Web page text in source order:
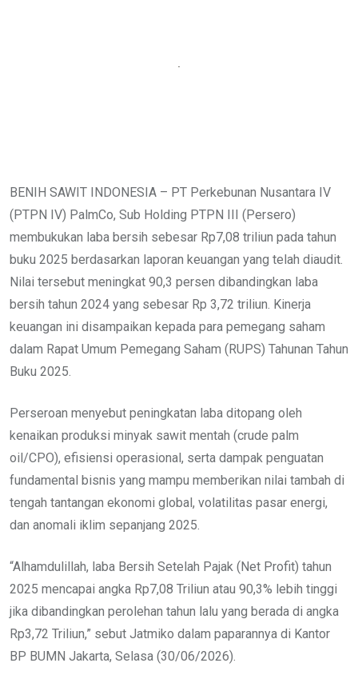
BENIH SAWIT INDONESIA – PT Perkebunan Nusantara IV
(PTPN IV) PalmCo, Sub Holding PTPN III (Persero)
membukukan laba bersih sebesar Rp7,08 triliun pada tahun
buku 2025 berdasarkan laporan keuangan yang telah diaudit.
Nilai tersebut meningkat 90,3 persen dibandingkan laba
bersih tahun 2024 yang sebesar Rp 3,72 triliun. Kinerja
keuangan ini disampaikan kepada para pemegang saham
dalam Rapat Umum Pemegang Saham (RUPS) Tahunan Tahun
Buku 2025.
Perseroan menyebut peningkatan laba ditopang oleh
kenaikan produksi minyak sawit mentah (crude palm
oil/CPO), efisiensi operasional, serta dampak penguatan
fundamental bisnis yang mampu memberikan nilai tambah di
tengah tantangan ekonomi global, volatilitas pasar energi,
dan anomali iklim sepanjang 2025.
“Alhamdulillah, laba Bersih Setelah Pajak (Net Profit) tahun
2025 mencapai angka Rp7,08 Triliun atau 90,3% lebih tinggi
jika dibandingkan perolehan tahun lalu yang berada di angka
Rp3,72 Triliun,” sebut Jatmiko dalam paparannya di Kantor
BP BUMN Jakarta, Selasa (30/06/2026).